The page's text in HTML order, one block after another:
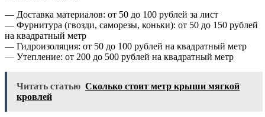
— Доставка материалов: от 50 до 100 рублей за лист
— Фурнитура (гвозди, саморезы, коньки): от 50 до 150 рублей
на квадратный метр
— Гидроизоляция: от 50 до 100 рублей на квадратный метр
— Утепление: от 200 до 500 рублей на квадратный метр
Читать статью Сколько стоит метр крыши мягкой
кровлей